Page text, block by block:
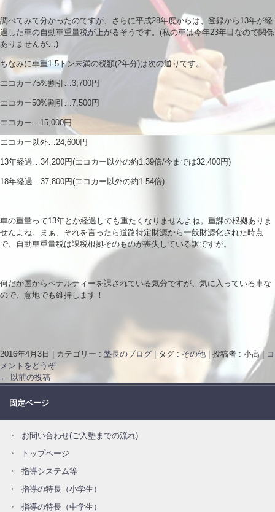
調べてみて分かったのですが、さらに平成28年度からは、登録から13年が経
過した車の自動車重量税が上がるそうです。(私の車は今年23年目なので関係
ありませんが…)
ちなみに車重1.5トン未満の税額(2年分)は次の通りです。
エコカー75%割引…3,700円
エコカー50%割引…7,500円
エコカー…15,000円
エコカー以外…24,600円
13年経過…34,200円(エコカー以外の約1.39倍/今までは32,400円)
18年経過…37,800円(エコカー以外の約1.54倍)
車の重量って13年とか経過しても重たくなりませんよね。重課の根拠ありま
せんよね。まぁ、それを言ったら道路特定財源から一般財源化された時点
で、自動車重量税は課税根拠そのものが喪失している訳ですが。
何だか国からペナルティーを課されている気分ですが、気に入っている車な
ので、意地でも維持します！
2016年4月3日 カテゴリー : 塾長のブログ タグ : その他 投稿者 : 小高| コ
メントをどうぞ
← 以前の投稿
固定ページ
お問い合わせ(ご入塾までの流れ)
トップページ
指導システム等
指導の特長（小学生）
指導の特長（中学生）